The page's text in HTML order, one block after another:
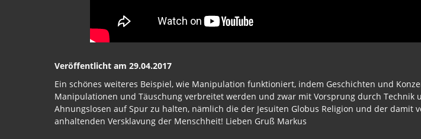
Veröffentlicht am 29.04.2017
Ein schönes weiteres Beispiel, wie Manipulation funktioniert, indem Geschichten und
Manipulationen und Täuschung verbreitet werden und zwar mit Vorsprung durch Technik
Ahnungslosen auf Spur zu halten, nämlich die der Jesuiten Globus Religion und der damit
anhaltenden Versklavung der Menschheit! Lieben Gruß Markus